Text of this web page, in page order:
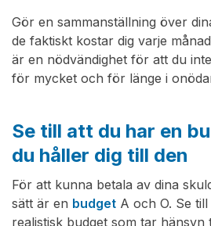
Gör en sammanställning över
de faktiskt kostar dig varje
är en nödvändighet för att du
för mycket och för länge i
Se till att du har en
du håller dig till den
För att kunna betala av dina
sätt är en budget A och O. Se
realistisk budget som tar hänsyn